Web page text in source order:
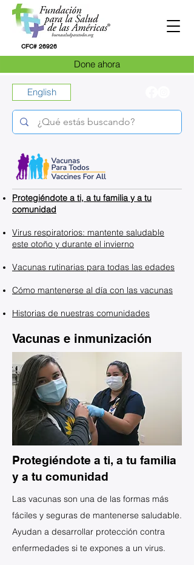
Done ahora
CFC# 26926
English
Protegiéndote a ti, a tu familia y a tu
comunidad​
​Virus respiratorios: mantente saludable
este otoño y durante el invierno
Vacunas rutinarias para todas las edades
Cómo mantenerse al día con las vacunas
Historias de nuestras comunidades
Vacunas e inmunización
Protegiéndote a ti, a tu familia
y a tu comunidad
Las vacunas son una de las formas más
fáciles y seguras de mantenerse saludable.
Ayudan a desarrollar protección contra
enfermedades si te expones a un virus.